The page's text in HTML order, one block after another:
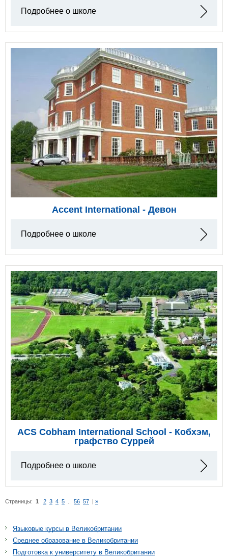
Подробнее о школе
Accent International - Девон
Подробнее о школе
ACS Cobham International School - Кобхэм,
графство Суррей
Подробнее о школе
Страницы: 1 2 3 4 5 56 57 | »
Языковые курсы в Великобритании
Среднее образование в Великобритании
Подготовка к университету в Великобритании